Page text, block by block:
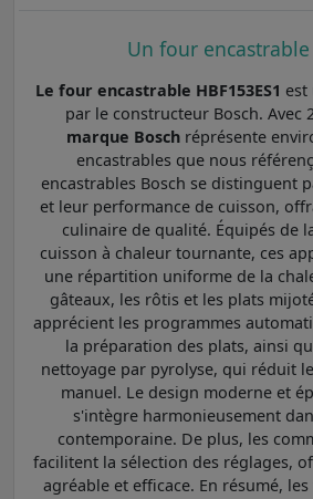
Un four encastrable
Le four encastrable HBF153ES1 est
par le constructeur Bosch. Avec
marque Boschréprésente
encastrables que nous
encastrables Bosch se distinguent
et leur performance de cuisson,
culinaire de qualité. Équipés de
cuisson à chaleur tournante, ces
une répartition uniforme de la
gâteaux, les rôtis et les plats
apprécient les programmes
la préparation des plats, ainsi
nettoyage par pyrolyse, qui réduit
manuel. Le design moderne et
s'intègre harmonieusement
contemporaine. De plus, les
facilitent la sélection des réglages,
agréable et efficace. En résumé,